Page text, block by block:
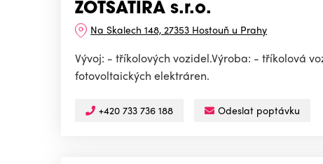
ZOTSATIRA s.r.o.
Na Skalech 148, 27353 Hostouň u Prahy
Vývoj: - tříkolových vozidel.Výroba: - tříkolová
fotovoltaických elektráren.
+420 733 736 188 Odeslat poptávku